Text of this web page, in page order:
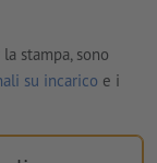
stampa, sono
su incarico e i